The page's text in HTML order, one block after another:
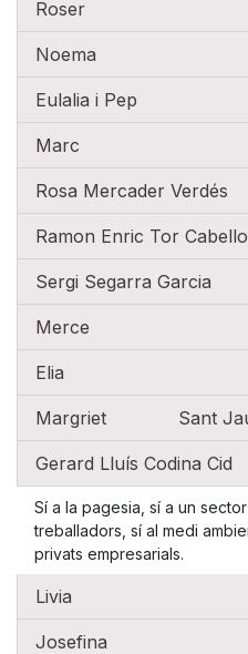
Roser
Noema
Eulalia i Pep
Marc
Rosa Mercader Verdés
Ramon Enric Tor Cabello
Sergi Segarra Garcia
Merce
Elia
Margriet Sant
Gerard Lluís Codina Cid
Sí a la pagesia, sí a un
treballadors, sí al medi
privats empresarials.
Livia
Josefina